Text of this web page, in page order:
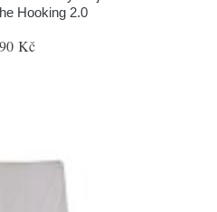
Hooking 2.0
Kč